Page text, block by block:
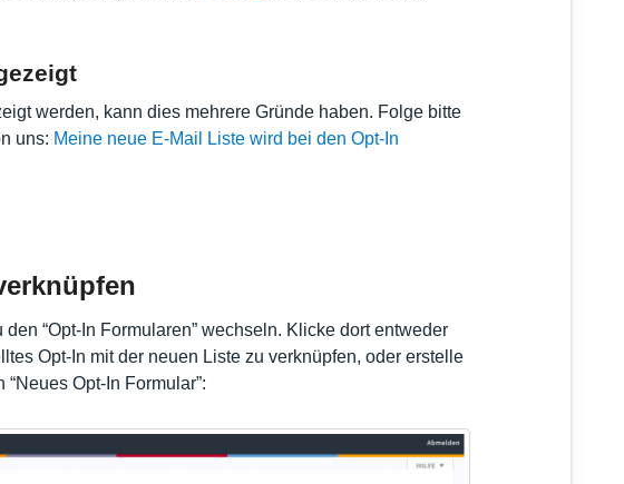
werden, kann dies mehrere Gründe haben. Folge bitte
uns: Meine neue E-Mail Liste wird bei den Opt-In
“Opt-In Formularen” wechseln. Klicke dort entweder
Opt-In mit der neuen Liste zu verknüpfen, oder erstelle
Opt-In Formular”: